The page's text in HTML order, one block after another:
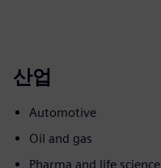
산업
Automotive
Oil and gas
Pharma and life science